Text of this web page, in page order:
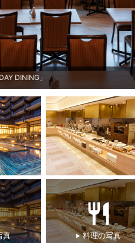
DINING」
真 料理の写真